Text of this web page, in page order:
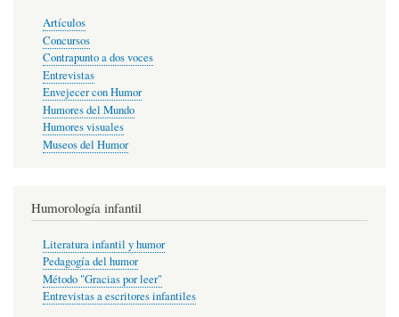
Artículos
Concursos
Contrapunto a dos voces
Entrevistas
Envejecer con Humor
Humores del Mundo
Humores visuales
Museos del Humor
Humorología infantil
Literatura infantil y humor
Pedagogía del humor
Método "Gracias por leer"
Entrevistas a escritores infantiles